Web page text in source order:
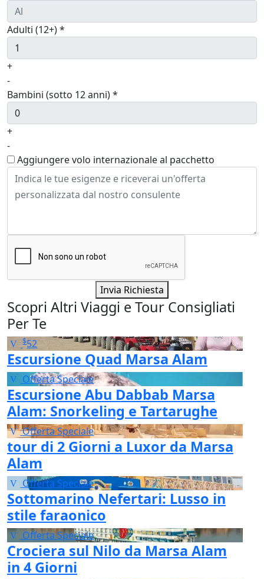
Adulti (12+) *
+
-
Bambini (sotto 12 anni) *
+
-
Aggiungere volo internazionale al pacchetto
Invia Richiesta
Scopri Altri Viaggi e Tour Consigliati
Per Te
$52
Escursione Quad Marsa Alam
Offerta Speciale
Escursione Abu Dabbab Marsa
Alam: Snorkeling e Tartarughe
Offerta Speciale
tour di 2 Giorni a Luxor da Marsa
Alam
Offerta Speciale
Sottomarino Nefertari: Lusso in
stile faraonico
Offerta Speciale
Crociera sul Nilo da Marsa Alam
in 4 Giorni